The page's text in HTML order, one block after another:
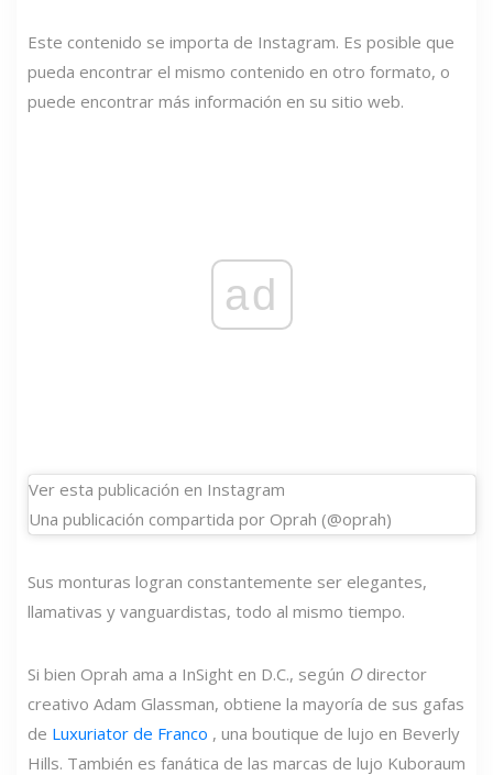
Este contenido se importa de Instagram. Es posible que
pueda encontrar el mismo contenido en otro formato, o
puede encontrar más información en su sitio web.
ad
Ver esta publicación en Instagram
Una publicación compartida por Oprah (@oprah)
Sus monturas logran constantemente ser elegantes,
llamativas y vanguardistas, todo al mismo tiempo.
Si bien Oprah ama a InSight en D.C., según Odirector
creativo Adam Glassman, obtiene la mayoría de sus gafas
de Luxuriator de Franco , una boutique de lujo en Beverly
Hills. También es fanática de las marcas de lujo Kuboraum